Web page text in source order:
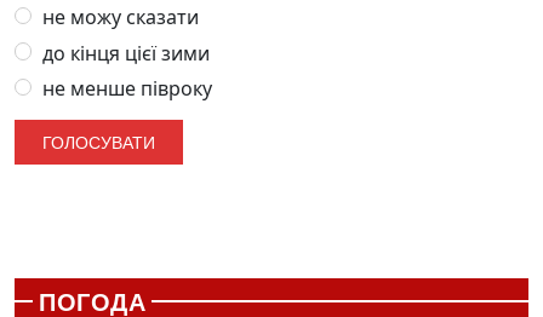
не можу сказати
до кінця цієї зими
не менше півроку
ПОГОДА